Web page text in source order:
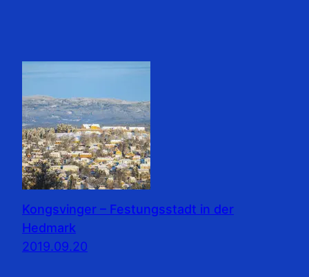
Kongsvinger – Festungsstadt in der
Hedmark
2019.09.20